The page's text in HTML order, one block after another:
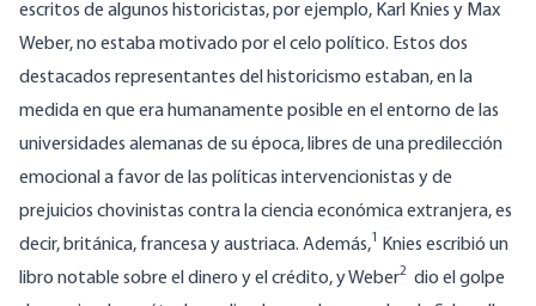
escritos de algunos historicistas, por ejemplo, Karl Knies y Max
Weber, no estaba motivado por el celo político. Estos dos
destacados representantes del historicismo estaban, en la
medida en que era humanamente posible en el entorno de las
universidades alemanas de su época, libres de una predilección
emocional a favor de las políticas intervencionistas y de
prejuicios chovinistas contra la ciencia económica extranjera, es
decir, británica, francesa y austriaca. Además,1 Knies escribió un
libro notable sobre el dinero y el crédito, y Weber2 dio el golpe